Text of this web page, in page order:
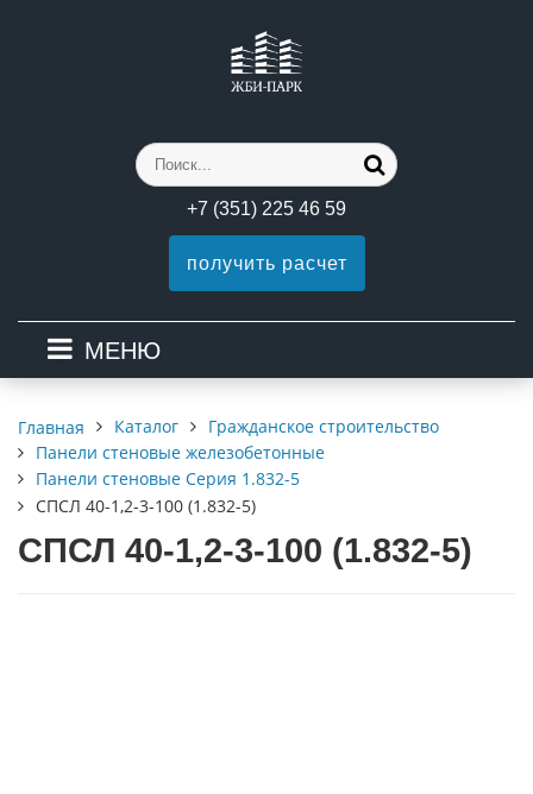
+7 (351) 225 46 59
получить расчет
МЕНЮ
Главная Каталог
Гражданское строительство
Панели стеновые железобетонные
Панели стеновые Серия 1.832-5
СПСЛ 40-1,2-3-100 (1.832-5)
СПСЛ 40-1,2-3-100 (1.832-5)